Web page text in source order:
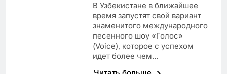
В Узбекистане в ближайшее
время запустят свой вариант
знаменитого международного
песенного шоу «Голос»
(Voice), которое с успехом
идет более чем…